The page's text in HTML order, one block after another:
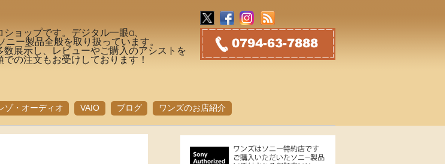
ョップです。デジタル一眼α、
ニー製品全般を取り扱っています。
数展示し、レビューやご購入のアシストを
の注文もお受けしております！
ゾ・オーディオ VAIO ブログ ワンズのお店紹介